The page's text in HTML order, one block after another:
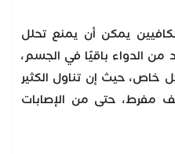
يمكن أن يمنع تحلل
من الدواء باقيًا في الجسم،
خاص، حيث إن تناول الكثير
مفرط، حتى من الإصابات